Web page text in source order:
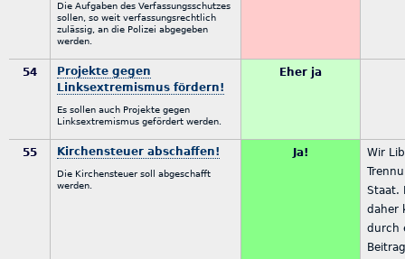
Die Aufgaben des Verfassungsschutzes
sollen, so weit verfassungsrechtlich
zulässig, an die Polizei abgegeben
werden.
54
Projekte gegen
Linksextremismus fördern!
Es sollen auch Projekte gegen
Linksextremismus gefördert werden.
Eher ja
55 Kirchensteuer abschaffen!
Die Kirchensteuer soll abgeschafft
werden.
Ja!
Wir
Staat.
daher
durch